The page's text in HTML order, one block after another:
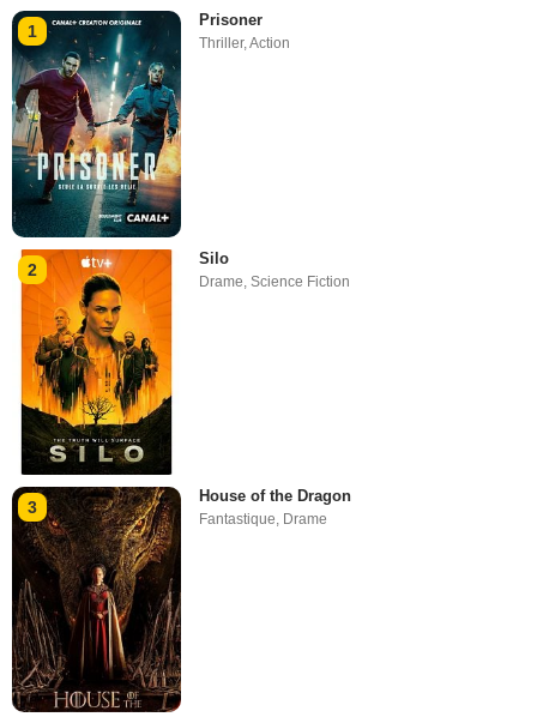
1
Prisoner
Thriller,Action
2
Silo
Drame ,Science Fiction
3
House of the Dragon
Fantastique, Drame